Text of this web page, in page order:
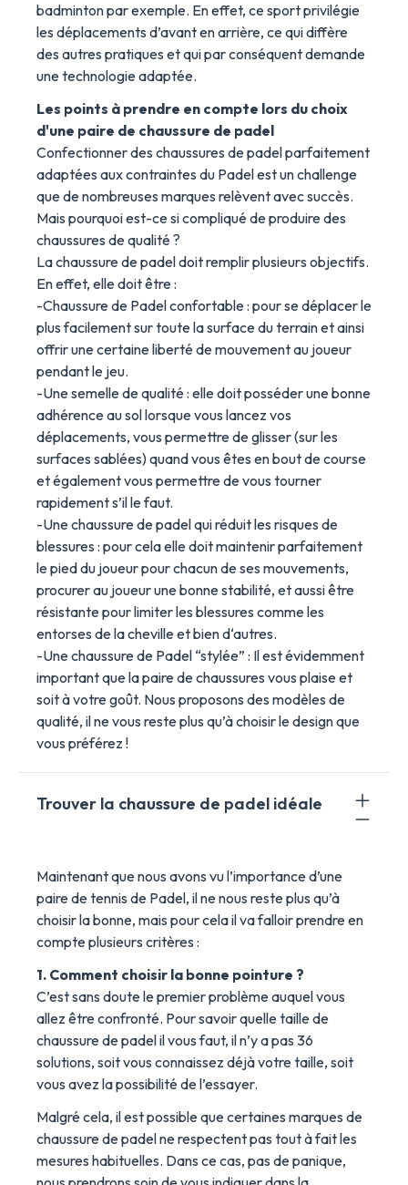
badminton par exemple. En effet, ce sport privilégie
les déplacements d’avant en arrière, ce qui diffère
des autres pratiques et qui par conséquent demande
une technologie adaptée.
Les points à prendre en compte lors du choix
d'une paire de chaussure de padel
Confectionner des chaussures de padel parfaitement
adaptées aux contraintes du Padel est un challenge
que de nombreuses marques relèvent avec succès.
Mais pourquoi est-ce si compliqué de produire des
chaussures de qualité ?
La chaussure de padel doit remplir plusieurs objectifs.
En effet, elle doit être :
-Chaussure de Padel confortable : pour se déplacer le
plus facilement sur toute la surface du terrain et ainsi
offrir une certaine liberté de mouvement au joueur
pendant le jeu.
-Une semelle de qualité : elle doit posséder une bonne
adhérence au sol lorsque vous lancez vos
déplacements, vous permettre de glisser (sur les
surfaces sablées) quand vous êtes en bout de course
et également vous permettre de vous tourner
rapidement s’il le faut.
-Une chaussure de padel qui réduit les risques de
blessures : pour cela elle doit maintenir parfaitement
le pied du joueur pour chacun de ses mouvements,
procurer au joueur une bonne stabilité, et aussi être
résistante pour limiter les blessures comme les
entorses de la cheville et bien d‘autres.
-Une chaussure de Padel “stylée” : Il est évidemment
important que la paire de chaussures vous plaise et
soit à votre goût. Nous proposons des modèles de
qualité, il ne vous reste plus qu’à choisir le design que
vous préférez !
Trouver la chaussure de padel idéale
Maintenant que nous avons vu l’importance d’une
paire de tennis de Padel, il ne nous reste plus qu’à
choisir la bonne, mais pour cela il va falloir prendre en
compte plusieurs critères :
1. Comment choisir la bonne pointure ?
C’est sans doute le premier problème auquel vous
allez être confronté. Pour savoir quelle taille de
chaussure de padel il vous faut, il n’y a pas 36
solutions, soit vous connaissez déjà votre taille, soit
vous avez la possibilité de l’essayer.
Malgré cela, il est possible que certaines marques de
chaussure de padel ne respectent pas tout à fait les
mesures habituelles. Dans ce cas, pas de panique,